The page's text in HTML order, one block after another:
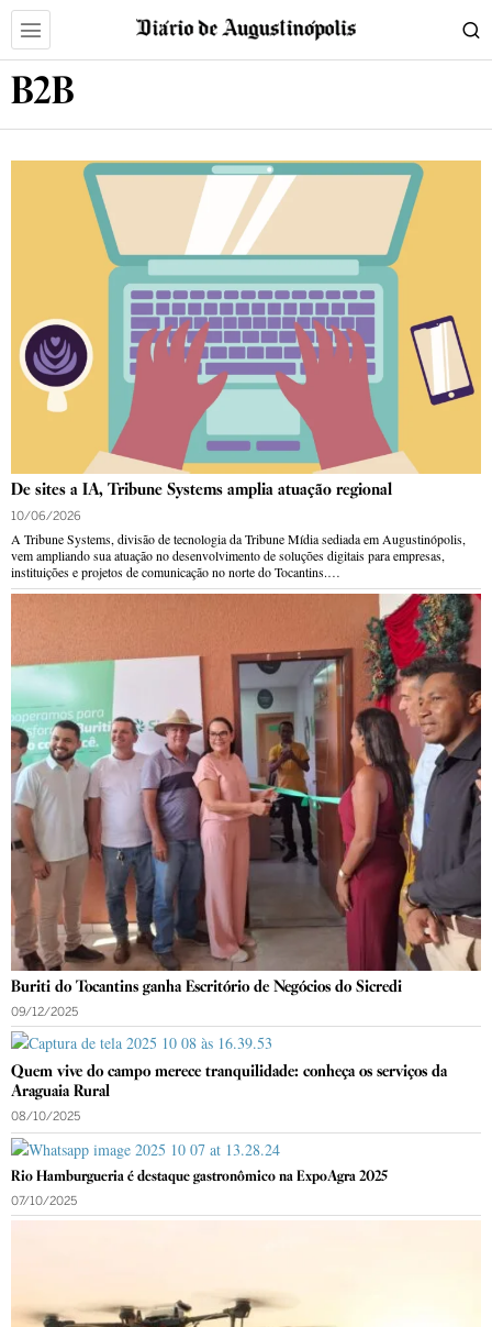
B2B
De sites a IA, Tribune Systems amplia atuação regional
10/06/2026
A Tribune Systems, divisão de tecnologia da Tribune Mídia sediada em Augustinópolis,
vem ampliando sua atuação no desenvolvimento de soluções digitais para empresas,
instituições e projetos de comunicação no norte do Tocantins.…
Buriti do Tocantins ganha Escritório de Negócios do Sicredi
09/12/2025
Quem vive do campo merece tranquilidade: conheça os serviços da
Araguaia Rural
08/10/2025
Rio Hamburgueria é destaque gastronômico na ExpoAgra 2025
07/10/2025